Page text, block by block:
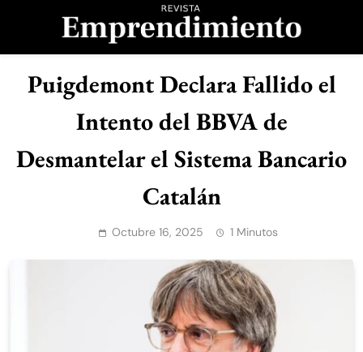
Revista
Emprendimiento
Puigdemont Declara Fallido el
Intento del BBVA de
Desmantelar el Sistema Bancario
Catalán
Octubre 16, 2025 1 Minutos